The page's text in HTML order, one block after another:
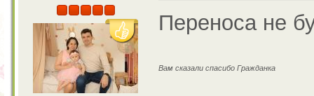
Переноса не
Вам сказали спасибо Гражданка